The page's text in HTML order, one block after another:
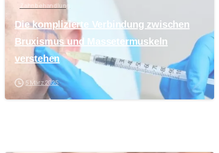
Zahnbehandlung
Die komplizierte Verbindung zwischen
Bruxismus und Massetermuskeln
verstehen
5 März 2025